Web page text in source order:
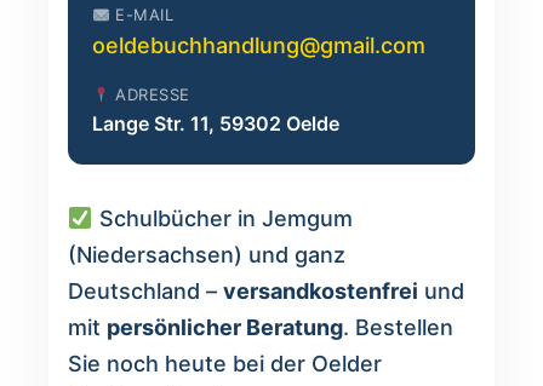
E-MAIL
oeldebuchhandlung@gmail.com
ADRESSE
Lange Str. 11, 59302 Oelde
Schulbücher in Jemgum
(Niedersachsen) und ganz
Deutschland – versandkostenfrei und
mit persönlicher Beratung. Bestellen
Sie noch heute bei der Oelder